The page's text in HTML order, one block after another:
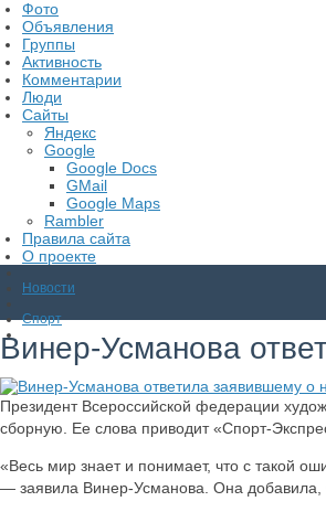
Фото
Объявления
Группы
Активность
Комментарии
Люди
Сайты
Яндекс
Google
Google Docs
GMail
Google Maps
Rambler
Правила сайта
О проекте
Новости
Спорт
Винер-Усманова
Президент Всероссийской федерации
сборную. Ее слова приводит «Спорт-
«Весь мир знает и понимает, что с такой
— заявила Винер-Усманова. Она добавила,